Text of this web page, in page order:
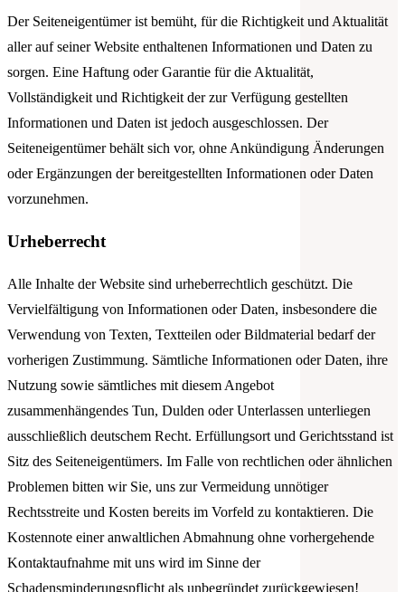
Der Seiteneigentümer ist bemüht, für die Richtigkeit und Aktualität
aller auf seiner Website enthaltenen Informationen und Daten zu
sorgen. Eine Haftung oder Garantie für die Aktualität,
Vollständigkeit und Richtigkeit der zur Verfügung gestellten
Informationen und Daten ist jedoch ausgeschlossen. Der
Seiteneigentümer behält sich vor, ohne Ankündigung Änderungen
oder Ergänzungen der bereitgestellten Informationen oder Daten
vorzunehmen.
Urheberrecht
Alle Inhalte der Website sind urheberrechtlich geschützt. Die
Vervielfältigung von Informationen oder Daten, insbesondere die
Verwendung von Texten, Textteilen oder Bildmaterial bedarf der
vorherigen Zustimmung. Sämtliche Informationen oder Daten, ihre
Nutzung sowie sämtliches mit diesem Angebot
zusammenhängendes Tun, Dulden oder Unterlassen unterliegen
ausschließlich deutschem Recht. Erfüllungsort und Gerichtsstand ist
Sitz des Seiteneigentümers. Im Falle von rechtlichen oder ähnlichen
Problemen bitten wir Sie, uns zur Vermeidung unnötiger
Rechtsstreite und Kosten bereits im Vorfeld zu kontaktieren. Die
Kostennote einer anwaltlichen Abmahnung ohne vorhergehende
Kontaktaufnahme mit uns wird im Sinne der
Schadensminderungspflicht als unbegründet zurückgewiesen!